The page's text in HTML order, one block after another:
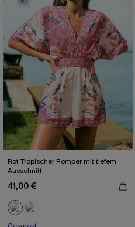
Rot Tropischer Romper mit tiefem
Ausschnitt
41,00 €